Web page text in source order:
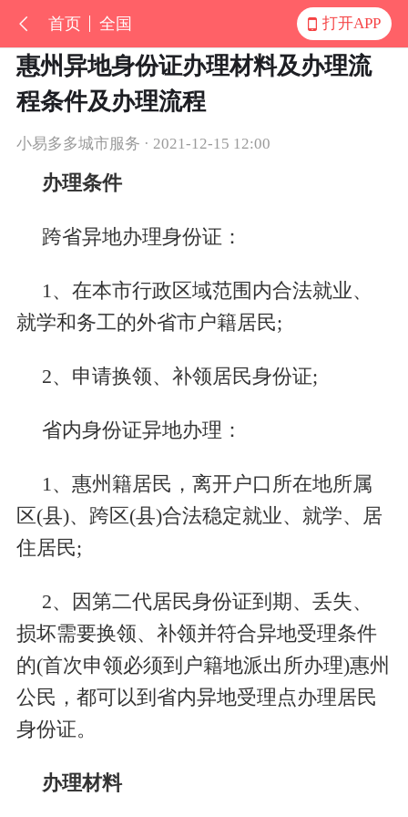
首页 全国 打开APP
惠州异地身份证办理材料及办理流
程条件及办理流程
小易多多城市服务 · 2021-12-15 12:00
办理条件
跨省异地办理身份证：
1、在本市行政区域范围内合法就业、
就学和务工的外省市户籍居民;
2、申请换领、补领居民身份证;
省内身份证异地办理：
1、惠州籍居民，离开户口所在地所属
区(县)、跨区(县)合法稳定就业、就学、居
住居民;
2、因第二代居民身份证到期、丢失、
损坏需要换领、补领并符合异地受理条件
的(首次申领必须到户籍地派出所办理)惠州
公民，都可以到省内异地受理点办理居民
身份证。
办理材料